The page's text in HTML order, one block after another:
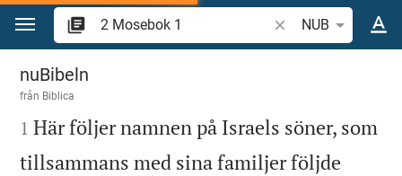
Hoppa till innehåll
Sök bibelvers eller
NUB
2 Mosebok 1
nuBibeln
från Biblica

1 Här följer namnen på Israels söner, som
tillsammans med sina familjer följde